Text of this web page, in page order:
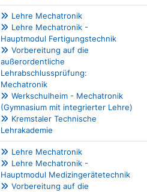
Lehre Mechatronik
Lehre Mechatronik -
Hauptmodul Fertigungstechnik
Vorbereitung auf die
außerordentliche
Lehrabschlussprüfung:
Mechatronik
Werkschulheim - Mechatronik
(Gymnasium mit integrierter Lehre)
Kremstaler Technische
Lehrakademie
Lehre Mechatronik
Lehre Mechatronik -
Hauptmodul Medizingerätetechnik
Vorbereitung auf die